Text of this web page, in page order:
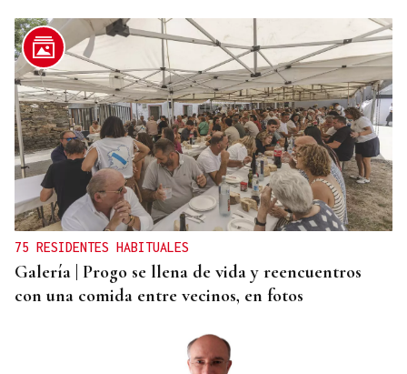
QUEN CHO DIXO
¿Sabe usted que la reina Letizia hizo un guiño a
Ourense en la final del Mundial?
75 RESIDENTES HABITUALES
Galería | Progo se llena de vida y reencuentros
con una comida entre vecinos, en fotos